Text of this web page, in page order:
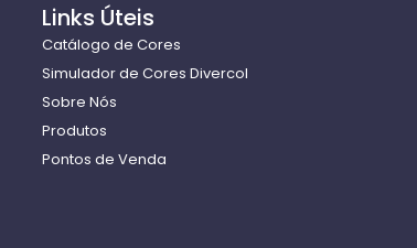
Links Úteis
Catálogo de Cores
Simulador de Cores Divercol
Sobre Nós
Produtos
Pontos de Venda